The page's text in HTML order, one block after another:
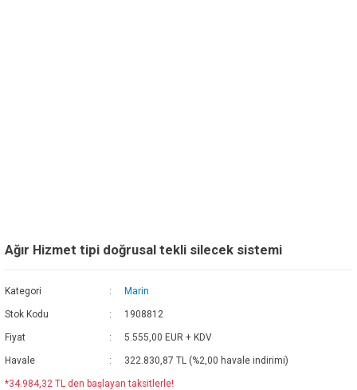
Ağır Hizmet tipi doğrusal tekli silecek sistemi
Kategori Marin
Stok Kodu 1908812
Fiyat 5.555,00 EUR + KDV
Havale 322.830,87 TL (%2,00 havale indirimi)
*34.984,32 TL den başlayan taksitlerle!